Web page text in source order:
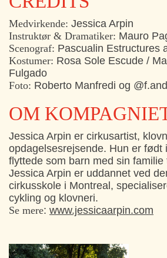
Medvirkende: Jessica Arpin
Instruktør & Dramatiker: Mauro
Scenograf: Pascualin Estructures
Kostumer: Rosa Sole Escude /
Fulgado
Foto: Roberto Manfredi og
OM
Jessica Arpin er cirkusartist,
opdagelsesrejsende. Hun er født
flyttede som barn med sin familie
Jessica Arpin er uddannet ved
cirkusskole i Montreal,
cykling og klovneri.
Se mere: www.jessicaarpin.com